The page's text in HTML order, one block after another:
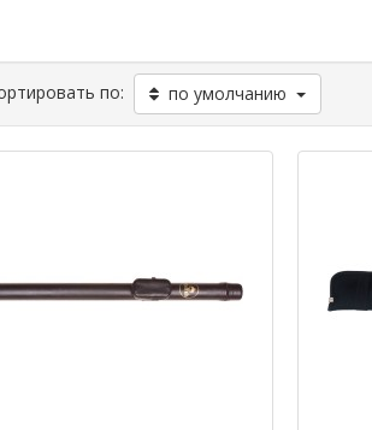
по: по умолчанию